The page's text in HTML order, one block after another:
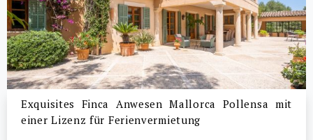
Exquisites Finca Anwesen Mallorca Pollensa mit
einer Lizenz für Ferienvermietung